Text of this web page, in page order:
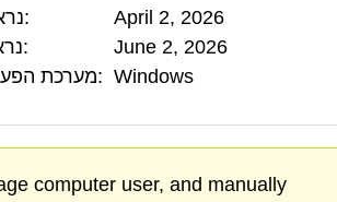
נראה לראשונה:
April 2, 2026
נראה לאחרונה:
June 2, 2026
מערכת הפעלה מושפעת: Windows
computer user, and manually